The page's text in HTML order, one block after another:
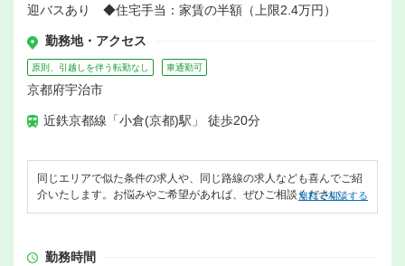
迎バスあり ◆住宅手当：家賃の半額（上限2.4万円）
勤務地・アクセス
原則、引越しを伴う転勤なし 車通勤可
京都府宇治市
近鉄京都線「小倉(京都)駅」 徒歩20分
同じエリアで似た条件の求人や、同じ路線の求人なども喜んでご紹
介いたします。お悩みやご希望があれば、ぜひご相談ください。
無料で相談する
勤務時間